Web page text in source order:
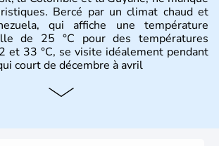
Bercé par un climat chaud et
qui affiche une température
de 25 °C pour des températures
et 33 °C, se visite idéalement pendant
court de décembre à avril